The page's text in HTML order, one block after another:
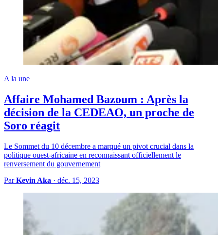
A la une
Affaire Mohamed Bazoum : Après la
décision de la CEDEAO, un proche de
Soro réagit
Le Sommet du 10 décembre a marqué un pivot crucial dans la
politique ouest-africaine en reconnaissant officiellement le
renversement du gouvernement
ParKevin Aka · déc. 15, 2023